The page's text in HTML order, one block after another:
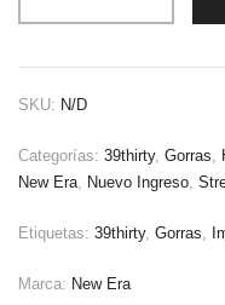
SKU: N/D
Categorías: 39thirty, Gorras,
New Era, Nuevo Ingreso,
Etiquetas: 39thirty, Gorras,
Marca: New Era